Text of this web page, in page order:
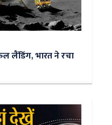
लैंडिंग, भारत ने रचा